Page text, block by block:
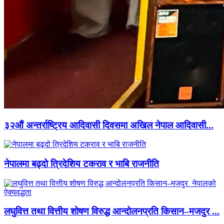
३२औं अन्तर्राष्ट्रिय आदिवासी दिवसमा अखिल नेपाल आदिवासी...
नेपालमा बढ्दो त्रिदेशिय टकराव र भाबि राजनीति
लघुवित्त तथा वित्तीय शोषण विरुद्ध आन्दोलनप्रति किसान–मजदुर ...